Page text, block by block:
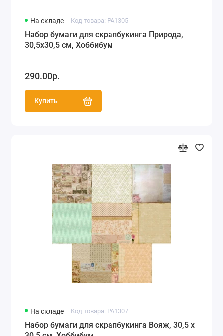
На складе Код товара: PA1305
Набор бумаги для скрапбукинга Природа,
30,5х30,5 см, Хоббибум
290.00р.
Купить
На складе Код товара: PA1307
Набор бумаги для скрапбукинга Вояж, 30,5 х